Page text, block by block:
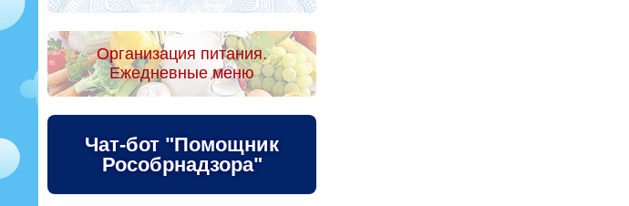
Организация питания.
Ежедневные меню
Чат-бот "Помощник
Рособрнадзора"